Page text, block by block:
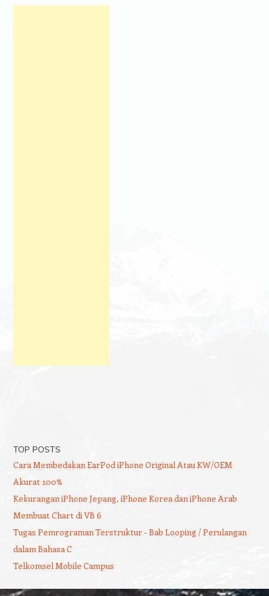
TOP POSTS
Cara Membedakan EarPod iPhone Original Atau KW/OEM
Akurat 100%
Kekurangan iPhone Jepang, iPhone Korea dan iPhone Arab
Membuat Chart di VB 6
Tugas Pemrograman Terstruktur - Bab Looping / Perulangan
dalam Bahasa C
Telkomsel Mobile Campus